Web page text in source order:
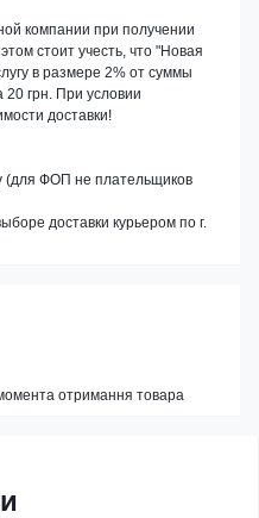
компании при получении
стоит учесть, что "Новая
в размере 2% от суммы
грн. При условии
доставки!
(для ФОП не плательщиков
доставки курьером по г.
отримання товара